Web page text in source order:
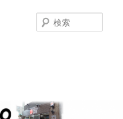
索